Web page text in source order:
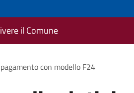
il Comune
con modello F24